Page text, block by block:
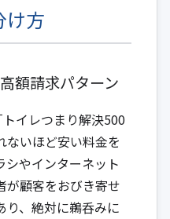
け方
額請求パターン
トイレつまり解決500
ないほど安い料金を
やインターネット
が顧客をおびき寄せ
り、絶対に鵜呑みに